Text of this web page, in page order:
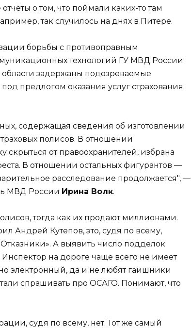
о том, что поймали каких-то там
так случилось на днях в Питере.
борьбы с противоправным
технологий ГУ МВД России
задержаны подозреваемые
предлогом оказания услуг страхования
содержащая сведения об изготовлении
полисов. В отношении
скрыться от правоохранителей, избрана
В отношении остальных фигурантов —
расследование продолжается", —
МВД России Ирина Волк.
тогда как их продают миллионами.
Андрей Кутепов, это, судя по всему,
А выявить число подделок
на дороге чаще всего не имеет
электронный, да и не любят гаишники
спрашивать про ОСАГО. Понимают, что
судя по всему, нет. Тот же самый